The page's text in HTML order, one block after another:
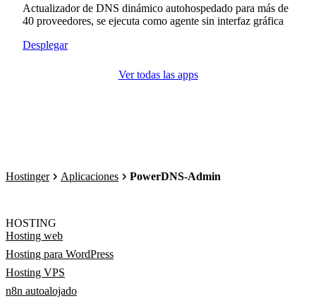
Actualizador de DNS dinámico autohospedado para más de
40 proveedores, se ejecuta como agente sin interfaz gráfica
Desplegar
Ver todas las apps
Hostinger Aplicaciones PowerDNS-Admin
HOSTING
Hosting web
Hosting para WordPress
Hosting VPS
n8n autoalojado